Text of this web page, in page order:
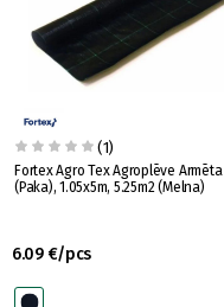
(1)
Fortex Agro Tex Agroplēve Armēta
(Paka), 1.05x5m, 5.25m2 (Melna)
6.09 €/pcs